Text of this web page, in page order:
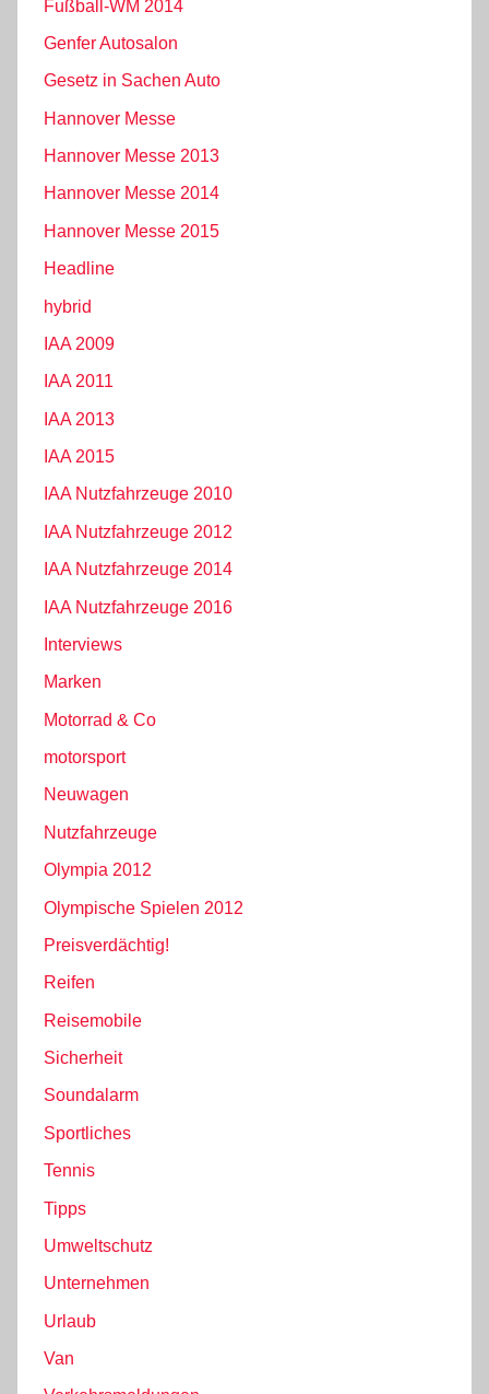
Fußball-WM 2014
Genfer Autosalon
Gesetz in Sachen Auto
Hannover Messe
Hannover Messe 2013
Hannover Messe 2014
Hannover Messe 2015
Headline
hybrid
IAA 2009
IAA 2011
IAA 2013
IAA 2015
IAA Nutzfahrzeuge 2010
IAA Nutzfahrzeuge 2012
IAA Nutzfahrzeuge 2014
IAA Nutzfahrzeuge 2016
Interviews
Marken
Motorrad & Co
motorsport
Neuwagen
Nutzfahrzeuge
Olympia 2012
Olympische Spielen 2012
Preisverdächtig!
Reifen
Reisemobile
Sicherheit
Soundalarm
Sportliches
Tennis
Tipps
Umweltschutz
Unternehmen
Urlaub
Van